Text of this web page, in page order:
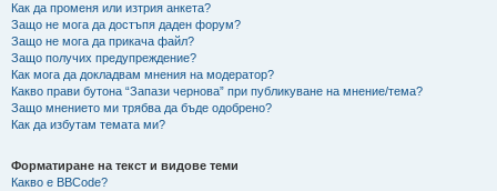
Как да променя или изтрия анкета?
Защо не мога да достъпя даден форум?
Защо не мога да прикача файл?
Защо получих предупреждение?
Как мога да докладвам мнения на модератор?
Какво прави бутона “Запази чернова” при публикуване на мнение/тема?
Защо мнението ми трябва да бъде одобрено?
Как да избутам темата ми?
Форматиране на текст и видове теми
Какво е BBCode?